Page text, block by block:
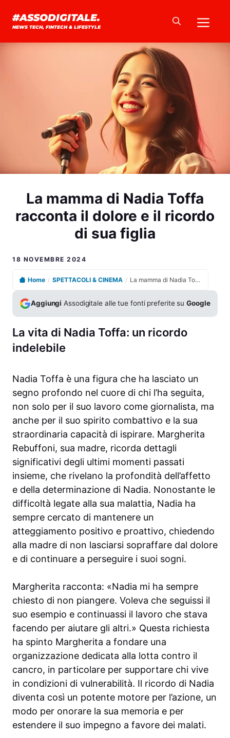
#ASSODIGITALE.
NEWS TECH, FINTECH & LIFESTYLE
La mamma di Nadia Toffa
racconta il dolore e il ricordo
di sua figlia
18 NOVEMBRE 2024
Home / SPETTACOLI & CINEMA / La mamma di Nadia Toffa racconta il dolore e il ricordo di sua figlia
Aggiungi Assodigitale alle tue fonti preferite suGoogle
La vita di Nadia Toffa: un ricordo
indelebile
Nadia Toffa è una figura che ha lasciato un
segno profondo nel cuore di chi l’ha seguita,
non solo per il suo lavoro come giornalista, ma
anche per il suo spirito combattivo e la sua
straordinaria capacità di ispirare. Margherita
Rebuffoni, sua madre, ricorda dettagli
significativi degli ultimi momenti passati
insieme, che rivelano la profondità dell’affetto
e della determinazione di Nadia. Nonostante le
difficoltà legate alla sua malattia, Nadia ha
sempre cercato di mantenere un
atteggiamento positivo e proattivo, chiedendo
alla madre di non lasciarsi sopraffare dal dolore
e di continuare a perseguire i suoi sogni.
Margherita racconta: «Nadia mi ha sempre
chiesto di non piangere. Voleva che seguissi il
suo esempio e continuassi il lavoro che stava
facendo per aiutare gli altri.» Questa richiesta
ha spinto Margherita a fondare una
organizzazione dedicata alla lotta contro il
cancro, in particolare per supportare chi vive
in condizioni di vulnerabilità. Il ricordo di Nadia
diventa così un potente motore per l’azione, un
modo per onorare la sua memoria e per
estendere il suo impegno a favore dei malati.